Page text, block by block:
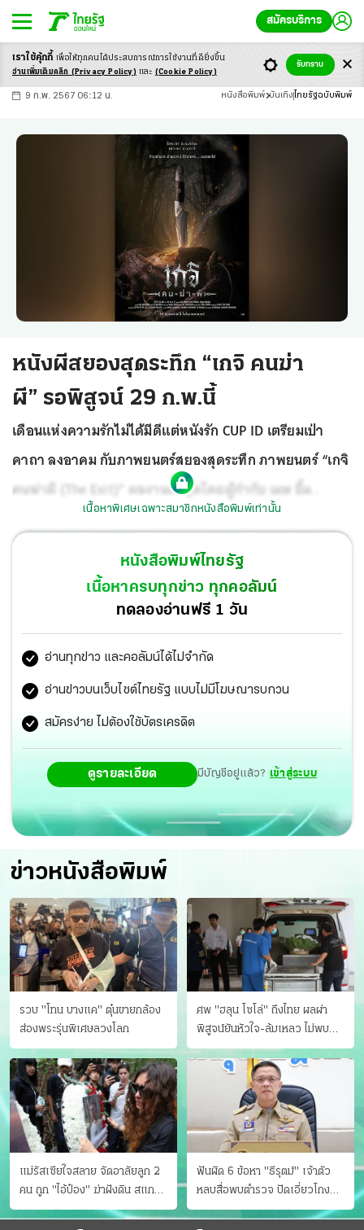
สมัครบริการ
-ก ก ก+
9 ก.พ. 2567 06:12 น. หนังสือพิมพ์ บันเทิง ไทยรัฐฉบับพิมพ์
หนังผีสยองสุดระทึก “เกจิ คนฆ่า
ผี” รอพิสูจน์ 29 ก.พ.นี้
เดือนแห่งความรักไม่ได้มีดีแต่หนังรัก CUP ID เตรียมเป่า
คาถา ลงอาคม กับภาพยนตร์สยองสุดระทึก ภาพยนตร์ “เกจิ
คนฆ่าผี (The Exit)” ผลงานล่าสุดโดยผู้กำกับ เมษ ยิ้ม
สมบูรณ์ พร้อมด้วยผู้กำกับหน้าใหม่ ต้อม-พลดลพัฒน์ ธัช
ทัณฑิมารัชต์ ที่มีประสบการณ์ศึกษาเรื่องของผี วิญญาณ
และยังเชี่ยวชาญด้านพิธีกรรมทางไสยศาสตร์
เนื้อหาพิเศษเฉพาะสมาชิกหนังสือพิมพ์เท่านั้น
หนังสือพิมพ์ไทยรัฐ
เนื้อหาครบทุกข่าว ทุกคอลัมน์
ทดลองอ่านฟรี 1 วัน
อ่านทุกข่าว และคอลัมน์ได้ไม่จำกัด
อ่านข่าวบนเว็บไซต์ไทยรัฐ แบบไม่มีโฆษณารบกวน
สมัครง่าย ไม่ต้องใช้บัตรเครดิต
ดูรายละเอียด มีบัญชีอยู่แล้ว? เข้าสู่ระบบ
ข่าวหนังสือพิมพ์
รวบ "โทน บางแค" ตุ๋นขายกล้อง
ส่องพระรุ่นพิเศษลวงโลก
ศพ "ฮลุน โซโล่" ถึงไทย ผลผ่า
พิสูจน์ยันหัวใจ-ล้มเหลว ไม่พบ
บาดแผล
แม่รัสเซียใจสลาย จัดอาลัยลูก 2
คน ถูก "ไอ้ป๋อง" ฆ่าฝังดิน สแกน
ไม่มีศพเพิ่ม
ฟันผิด 6 ข้อหา "ธีรุตม์" เจ้าตัว
หลบสื่อพบตำรวจ ปัดเอี่ยวโกง
สอบท้องถิ่น จ่อบี้รํ่ารวยมากปกติ
เราใช้คุ้กกี้ เพื่อให้ทุกคนได้ประสบการณ์การใช้งานที่ดียิ่งขึ้น
อ่านเพิ่มเติมคลิก (Privacy Policy) และ (Cookie Policy)
รับทราบ